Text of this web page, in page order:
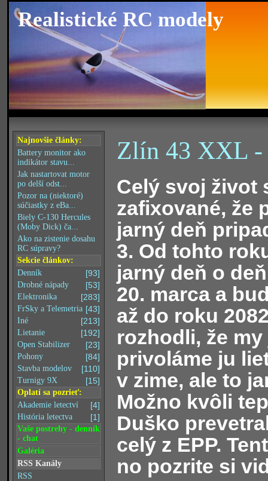
Realistické RC modely
Najnovšie články:
Battery monitor ako
indikátor stavu...
Jak nastartovat motor
po delší odst...
Pozor na (niektoré)
súčiastky z eBa...
Biely C-130 Hercules
(Moby Dick) ča...
Ako na zistenie dosahu
RC súpravy?
Sekcie článkov:
[93]
Denník
[53]
Drobné nápady
[283]
Elektronika
[43]
FrSky a Telemetria
[213]
Iné
[192]
Lietanie
[23]
Open Stabilizer
[84]
Pohony
[110]
Stavba modelov
[15]
Turnigy 9X
Oplatí sa pozrieť:
[4]
Akademie letectví
[1]
História letectva
Vaše postrehy - denník
- chat
Galéria
RSS Kanály
RSS
Zlín 43 XXL -
Celý svoj život
zafixované, že
jarný deň
3. Od tohto
jarný deň o
20. marca a
až do roku
rozhodli, že
privoláme ju
v zime, ale to
Možno kvôli
Duško
celý z EPP.
no pozrite si